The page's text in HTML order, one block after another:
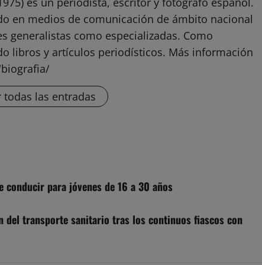
en medios de comunicación de ámbito nacional
generalistas como especializadas. Como
libros y artículos periodísticos. Más información
todas las entradas
conducir para jóvenes de 16 a 30 años
del transporte sanitario tras los continuos fiascos con